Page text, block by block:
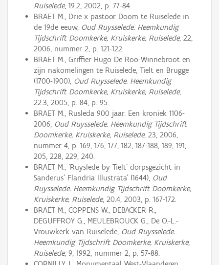
Ruiselede, 19.2, 2002, p. 77-84.
BRAET M., Drie x pastoor Doom te Ruiselede in
de 19de eeuw, Oud Ruysselede. Heemkundig
Tijdschrift Doomkerke, Kruiskerke, Ruiselede, 22,
2006, nummer 2, p. 121-122.
BRAET M., Griffier Hugo De Roo-Winnebroot en
zijn nakomelingen te Ruiselede, Tielt en Brugge
(1700-1900), Oud Ruysselede. Heemkundig
Tijdschrift Doomkerke, Kruiskerke, Ruiselede,
22.3, 2005, p. 84, p. 95.
BRAET M., Rusleda 900 jaar. Een kroniek 1106-
2006, Oud Ruysselede. Heemkundig Tijdschrift
Doomkerke, Kruiskerke, Ruiselede, 23, 2006,
nummer 4, p. 169, 176, 177, 182, 187-188, 189, 191,
205, 228, 229, 240.
BRAET M., 'Ruyslede by Tielt' dorpsgezicht in
Sanderus' Flandria Illustrata' (1644), Oud
Ruysselede. Heemkundig Tijdschrift Doomkerke,
Kruiskerke, Ruiselede, 20.4, 2003, p. 167-172.
BRAET M., COPPENS W., DEBACKER R.,
DEGUFFROY G., MEULEBROUCK G., De O.-L.-
Vrouwkerk van Ruiselede, Oud Ruysselede.
Heemkundig Tijdschrift Doomkerke, Kruiskerke,
Ruiselede, 9, 1992, nummer 2, p. 57-88.